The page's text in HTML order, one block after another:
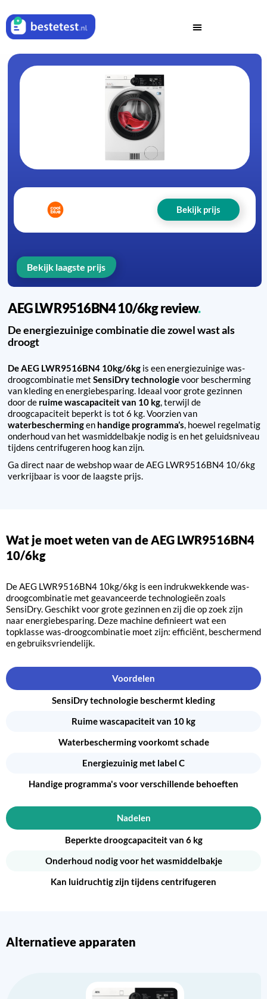
AEG LWR9516BN4 10/6kg review
De energiezuinige combinatie die zowel wast als
droogt
De AEG LWR9516BN4 10kg/6kg is een energiezuinige was-
droogcombinatie metSensiDry technologievoor bescherming
van kleding en energiebesparing. Ideaal voor grote gezinnen
door de ruime wascapaciteit van 10 kg, terwijl de
droogcapaciteit beperkt is tot 6 kg. Voorzien van
waterbeschermingen handige programma’s, hoewel regelmatig
onderhoud van het wasmiddelbakje nodig is en het geluidsniveau
tijdens centrifugeren hoog kan zijn.
Ga direct naar de webshop waar de AEG LWR9516BN4 10/6kg
verkrijbaar is voor de laagste prijs.
Bekijk prijs
Bekijk laagste prijs
Wat je moet weten van de AEG LWR9516BN4
10/6kg
De AEG LWR9516BN4 10kg/6kg is een indrukwekkende was-
droogcombinatie met geavanceerde technologieën zoals
SensiDry. Geschikt voor grote gezinnen en zij die op zoek zijn
naar energiebesparing. Deze machine definieert wat een
topklasse was-droogcombinatie moet zijn: efficiënt, beschermend
en gebruiksvriendelijk.
Voordelen
SensiDry technologie beschermt kleding
Ruime wascapaciteit van 10 kg
Waterbescherming voorkomt schade
Energiezuinig met label C
Handige programma's voor verschillende behoeften
Nadelen
Beperkte droogcapaciteit van 6 kg
Onderhoud nodig voor het wasmiddelbakje
Kan luidruchtig zijn tijdens centrifugeren
Alternatieve apparaten